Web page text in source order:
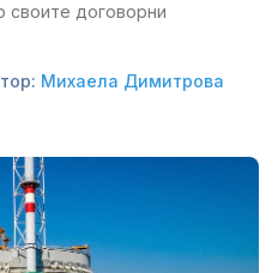
своите договорни
Михаела Димитрова